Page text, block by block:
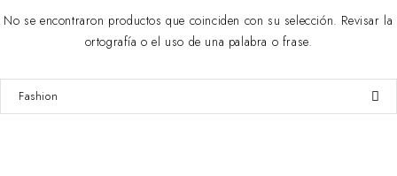
No se encontraron productos que coinciden con su selección. Revisar la
ortografía o el uso de una palabra o frase.